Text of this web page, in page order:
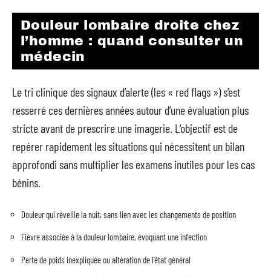
Douleur lombaire droite chez
l’homme : quand consulter un
médecin
Le tri clinique des signaux d’alerte (les « red flags ») s’est
resserré ces dernières années autour d’une évaluation plus
stricte avant de prescrire une imagerie. L’objectif est de
repérer rapidement les situations qui nécessitent un bilan
approfondi sans multiplier les examens inutiles pour les cas
bénins.
Douleur qui réveille la nuit, sans lien avec les changements de position
Fièvre associée à la douleur lombaire, évoquant une infection
Perte de poids inexpliquée ou altération de l’état général